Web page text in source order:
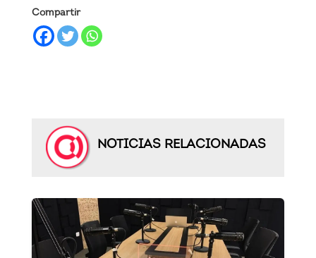
Compartir
NOTICIAS RELACIONADAS